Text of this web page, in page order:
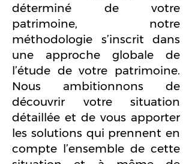
déterminé de votre
patrimoine, notre
méthodologie s’inscrit dans
une approche globale de
l’étude de votre patrimoine.
Nous ambitionnons de
découvrir votre situation
détaillée et de vous apporter
les solutions qui prennent en
compte l’ensemble de cette